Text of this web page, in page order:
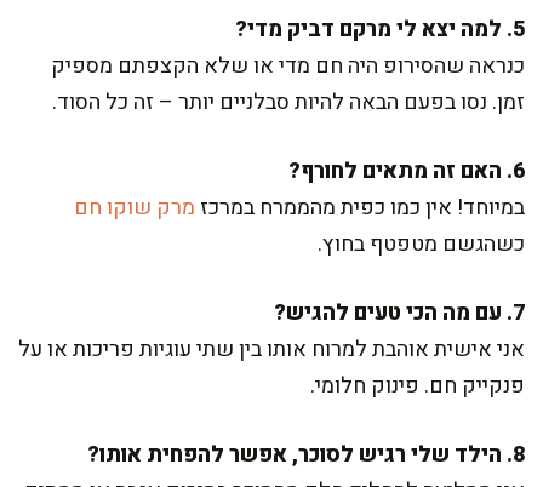
5. למה יצא לי מרקם דביק מדי?
כנראה שהסירופ היה חם מדי או שלא הקצפתם מספיק
זמן. נסו בפעם הבאה להיות סבלניים יותר – זה כל הסוד.
6. האם זה מתאים לחורף?
במיוחד! אין כמו כפית מהממרח במרכז מרק שוקו חם
כשהגשם מטפטף בחוץ.
7. עם מה הכי טעים להגיש?
אני אישית אוהבת למרוח אותו בין שתי עוגיות פריכות או על
פנקייק חם. פינוק חלומי.
8. הילד שלי רגיש לסוכר, אפשר להפחית אותו?